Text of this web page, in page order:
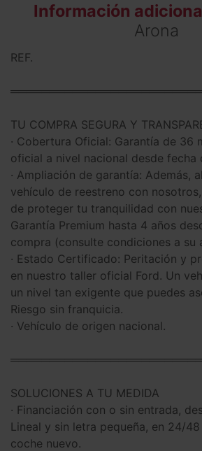
Información
Arona
REF.
TU COMPRA SEGURA Y
· Cobertura Oficial: Garantía de 36
oficial a nivel nacional desde fecha
· Ampliación de garantía: Además,
vehículo de reestreno con
de proteger tu tranquilidad con
Garantía Premium hasta 4 años
compra (consulte condiciones a su
· Estado Certificado: Peritación y
en nuestro taller oficial Ford. Un
un nivel tan exigente que puedes
Riesgo sin franquicia.
· Vehículo de origen nacional.
SOLUCIONES A TU MEDIDA
· Financiación con o sin entrada,
Lineal y sin letra pequeña, en 24/
coche nuevo.